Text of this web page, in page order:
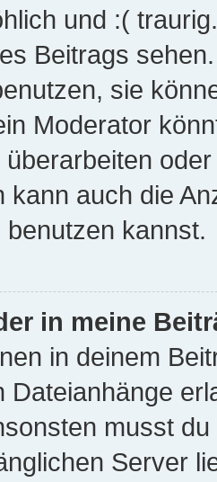
und :(
Beitrags
sie
Moderator
kann auch die
kannst.
in meine
in deinem
Dateianhänge
musst
Server